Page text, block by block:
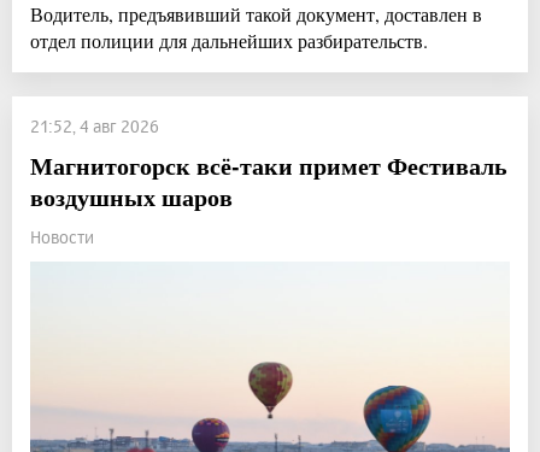
Водитель, предъявивший такой документ, доставлен в
отдел полиции для дальнейших разбирательств.
21:52, 4 авг 2026
Магнитогорск всё-таки примет Фестиваль
воздушных шаров
Новости